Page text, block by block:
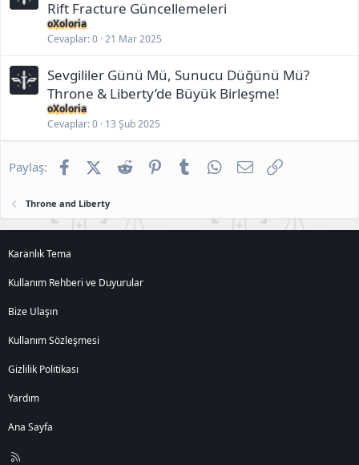
Rift Fracture Güncellemeleri
oXoloria
Cevaplar 0 21 Mar 2025
Sevgililer Günü Mü, Sunucu Düğünü Mü?
Throne & Liberty’de Büyük Birleşme!
oXoloria
Cevaplar 0 13 Şub 2025
Paylaş: FacebookX (Twitter)
Reddit PinterestTumblr WhatsApp
E-posta
Throne and Liberty
Karanlık Tema
Kullanım Rehberi ve Duyurular
Bize Ulaşın
Kullanım Sözleşmesi
Gizlilik Politikası
Yardım
Ana Sayfa
R